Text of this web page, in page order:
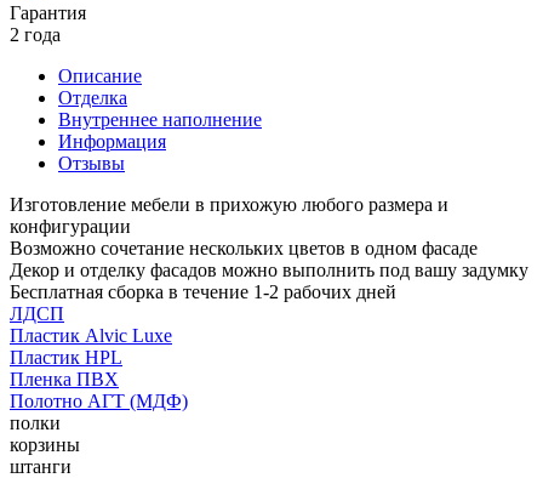
Гарантия
2 года
Описание
Отделка
Внутреннее наполнение
Информация
Отзывы
Изготовление мебели в прихожую любого размера и
конфигурации
Возможно сочетание нескольких цветов в одном фасаде
Декор и отделку фасадов можно выполнить под вашу задумку
Бесплатная сборка в течение 1-2 рабочих дней
ЛДСП
Пластик Alvic Luxe
Пластик HPL
Пленка ПВХ
Полотно АГТ (МДФ)
полки
корзины
штанги